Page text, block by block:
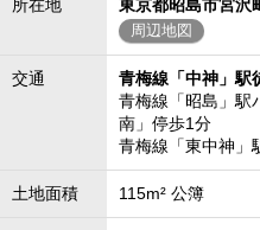
所在地 東京都昭島市宮沢
周辺地図
交通
青梅線「中神」駅
青梅線「昭島」駅
南」停歩1分
青梅線「東中神」
土地面積 115m² 公簿